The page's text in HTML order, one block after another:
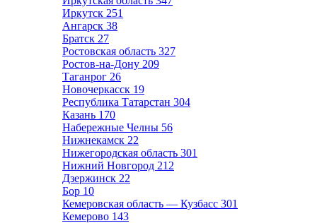
Иркутск 251
Ангарск 38
Братск 27
Ростовская область 327
Ростов-на-Дону 209
Таганрог 26
Новочеркасск 19
Республика Татарстан 304
Казань 170
Набережные Челны 56
Нижнекамск 22
Нижегородская область 301
Нижний Новгород 212
Дзержинск 22
Бор 10
Кемеровская область — Кузбасс 301
Кемерово 143